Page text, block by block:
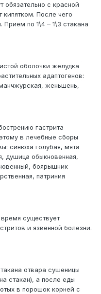
обязательно с красной
После чего
по 1\4 – 1\3 стакана
оболочки желудка
адаптогенов:
женьшень,
гастрита
в лечебные сборы
синюха голубая, мята
душица обыкновенная,
боярышник
патриния
существует
и язвенной болезни.
отвара сушеницы
стакан), а после еды
в порошок корней с